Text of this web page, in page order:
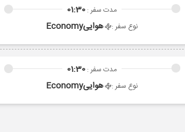
مدت سفر : 01:30
نوع سفر : هواییEconomy
مدت سفر : 01:30
نوع سفر : هواییEconomy